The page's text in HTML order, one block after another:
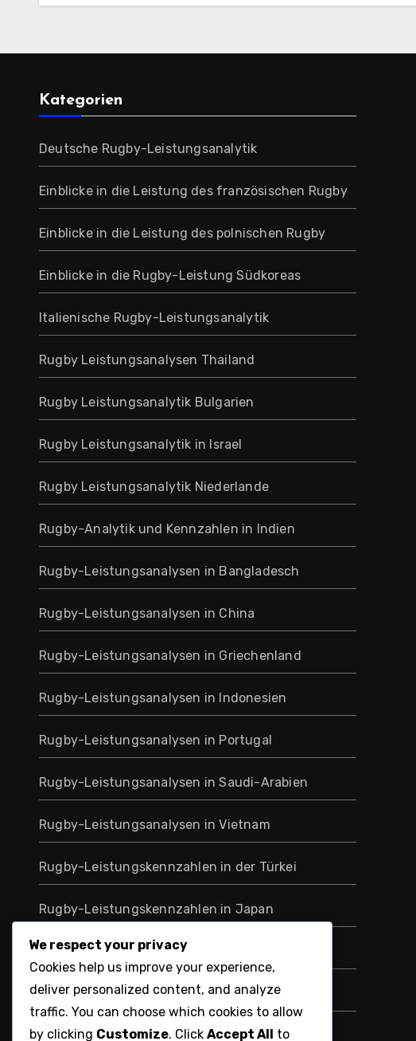
Kategorien
Deutsche Rugby-Leistungsanalytik
Einblicke in die Leistung des französischen Rugby
Einblicke in die Leistung des polnischen Rugby
Einblicke in die Rugby-Leistung Südkoreas
Italienische Rugby-Leistungsanalytik
Rugby Leistungsanalysen Thailand
Rugby Leistungsanalytik Bulgarien
Rugby Leistungsanalytik in Israel
Rugby Leistungsanalytik Niederlande
Rugby-Analytik und Kennzahlen in Indien
Rugby-Leistungsanalysen in Bangladesch
Rugby-Leistungsanalysen in China
Rugby-Leistungsanalysen in Griechenland
Rugby-Leistungsanalysen in Indonesien
Rugby-Leistungsanalysen in Portugal
Rugby-Leistungsanalysen in Saudi-Arabien
Rugby-Leistungsanalysen in Vietnam
Rugby-Leistungskennzahlen in der Türkei
Rugby-Leistungskennzahlen in Japan
Tschechische Rugby-Leistungsanalytik
Ukrainische Rugby-Leistungsanalysen
Ungarische Rugby-Leistungsanalysen
We respect your privacy
Cookies help us improve your experience,
deliver personalized content, and analyze
traffic. You can choose which cookies to allow
by clicking Customize. Click Accept All to